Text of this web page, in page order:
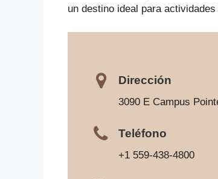
un destino ideal para
Dirección
3090 E Campus
Teléfono
+1 559-438-4800